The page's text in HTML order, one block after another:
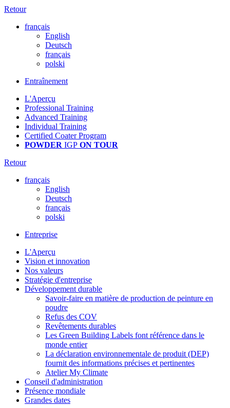
Retour
français
English
Deutsch
français
polski
Entraînement
L'Aperçu
Professional Training
Advanced Training
Individual Training
Certified Coater Program
POWDER IGP ON TOUR
Retour
français
English
Deutsch
français
polski
Entreprise
L'Aperçu
Vision et innovation
Nos valeurs
Stratégie d'entreprise
Développement durable
Savoir-faire en matière de production de peinture en
poudre
Refus des COV
Revêtements durables
Les Green Building Labels font référence dans le
monde entier
La déclaration environnementale de produit (DEP)
fournit des informations précises et pertinentes
Atelier My Climate
Conseil d'administration
Présence mondiale
Grandes dates